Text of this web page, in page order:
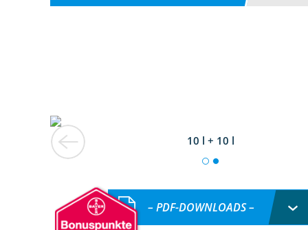
10 l + 10 l
– PDF-DOWNLOADS –